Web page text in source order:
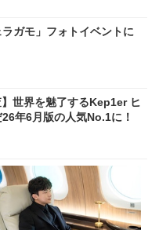
ガモ」フォトイベントに
】世界を魅了するKep1er ヒ
年6月版の人気No.1に！